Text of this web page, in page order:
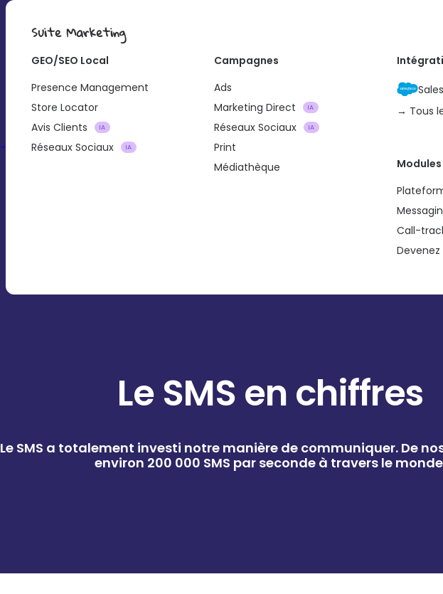
Suite Marketing
GEO/SEO Local
Presence Management
Store Locator
Avis Clients
IA
Réseaux Sociaux IA
Campagnes
Ads
Marketing Direct
IA
Réseaux Sociaux IA
Print
Médiathèque
→ Tous
Call-
Le SMS en chiffres
Le SMS a totalement investi notre manière de communiquer. De
environ 200 000 SMS par seconde à travers le